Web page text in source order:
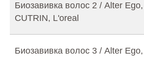
Биозавивка волос 2 / Alter Ego,
CUTRIN, L'oreal
Биозавивка волос 3 / Alter Ego,